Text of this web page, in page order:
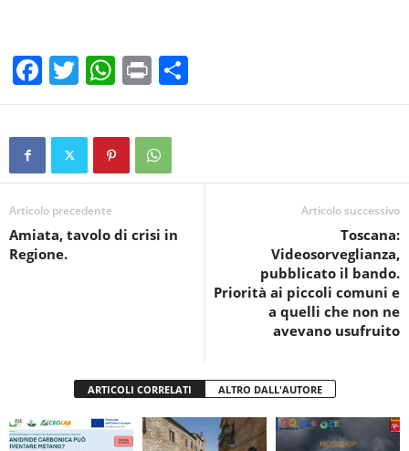
F
a
c
b
o
o
T
wi
tt
W
h
at
s
A
p
Pr
in
t
o
vi
Articolo precedente
Amiata, tavolo di crisi in
Regione.
Articolo successivo
Toscana:
Videosorveglianza,
pubblicato il bando.
Priorità ai piccoli comuni e
a quelli che non ne
avevano usufruito
ARTICOLI CORRELATI ALTRO DALL'AUTORE